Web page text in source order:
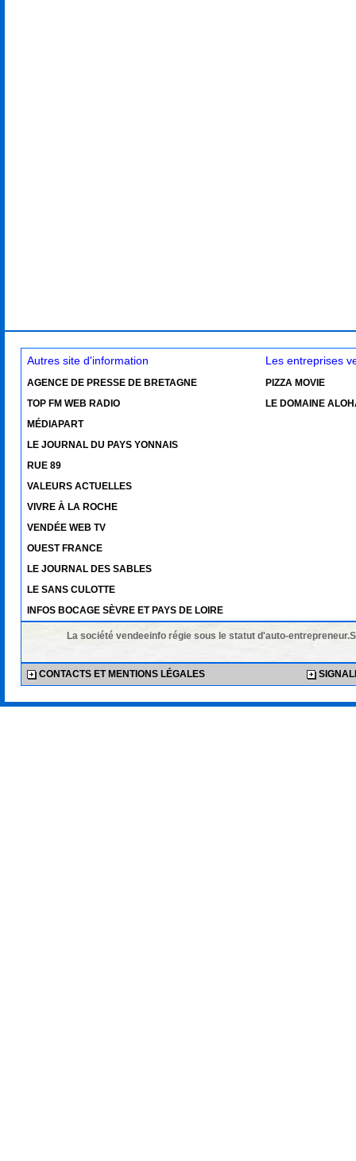
Autres site d'information
AGENCE DE PRESSE DE BRETAGNE
TOP FM WEB RADIO
MÉDIAPART
LE JOURNAL DU PAYS YONNAIS
RUE 89
VALEURS ACTUELLES
VIVRE À LA ROCHE
VENDÉE WEB TV
OUEST FRANCE
LE JOURNAL DES SABLES
LE SANS CULOTTE
INFOS BOCAGE SÈVRE ET PAYS DE LOIRE
Les entreprises
PIZZA MOVIE
LE DOMAINE
La société vendeeinfo régie sous le statut d'auto-
CONTACTS ET MENTIONS LÉGALES